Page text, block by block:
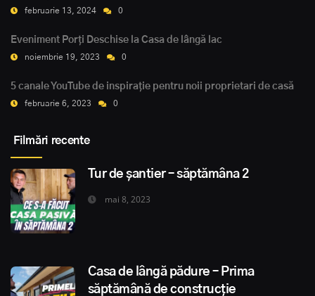
februarie 13, 2024 0
Eveniment Porți Deschise la Casa de lângă lac
noiembrie 19, 2023 0
5 canale YouTube de inspirație pentru noii proprietari de casă
februarie 6, 2023 0
Filmări recente
Tur de șantier – săptămâna 2
mai 8, 2023
Casa de lângă pădure – Prima
săptămână de construcție